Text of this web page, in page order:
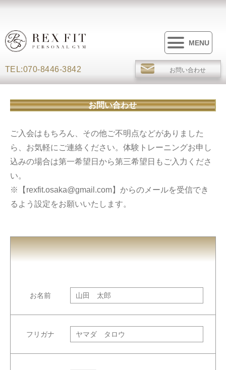
MENU
TEL:070-8446-3842 お問い合わせ
お問い合わせ
ご入会はもちろん、その他ご不明点などがありました
ら、お気軽にご連絡ください。体験トレーニングお申し
込みの場合は第一希望日から第三希望日もご入力くださ
い。
※【rexfit.osaka@gmail.com】からのメールを受信でき
るよう設定をお願いいたします。
お名前
フリガナ